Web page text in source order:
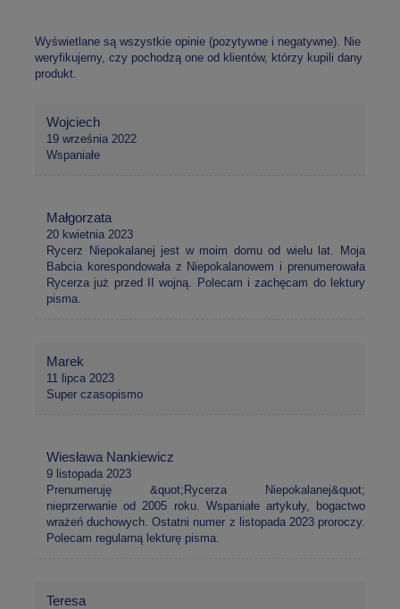
Wyświetlane są wszystkie opinie (pozytywne i negatywne). Nie
weryfikujemy, czy pochodzą one od klientów, którzy kupili dany
produkt.
Wojciech
19 września 2022
Wspaniałe
Małgorzata
20 kwietnia 2023
Rycerz Niepokalanej jest w moim domu od wielu lat. Moja
Babcia korespondowała z Niepokalanowem i prenumerowała
Rycerza już przed II wojną. Polecam i zachęcam do lektury
pisma.
Marek
11 lipca 2023
Super czasopismo
Wiesława Nankiewicz
9 listopada 2023
Prenumeruję &quot;Rycerza Niepokalanej&quot;
nieprzerwanie od 2005 roku. Wspaniałe artykuły, bogactwo
wrażeń duchowych. Ostatni numer z listopada 2023 proroczy.
Polecam regularną lekturę pisma.
Teresa